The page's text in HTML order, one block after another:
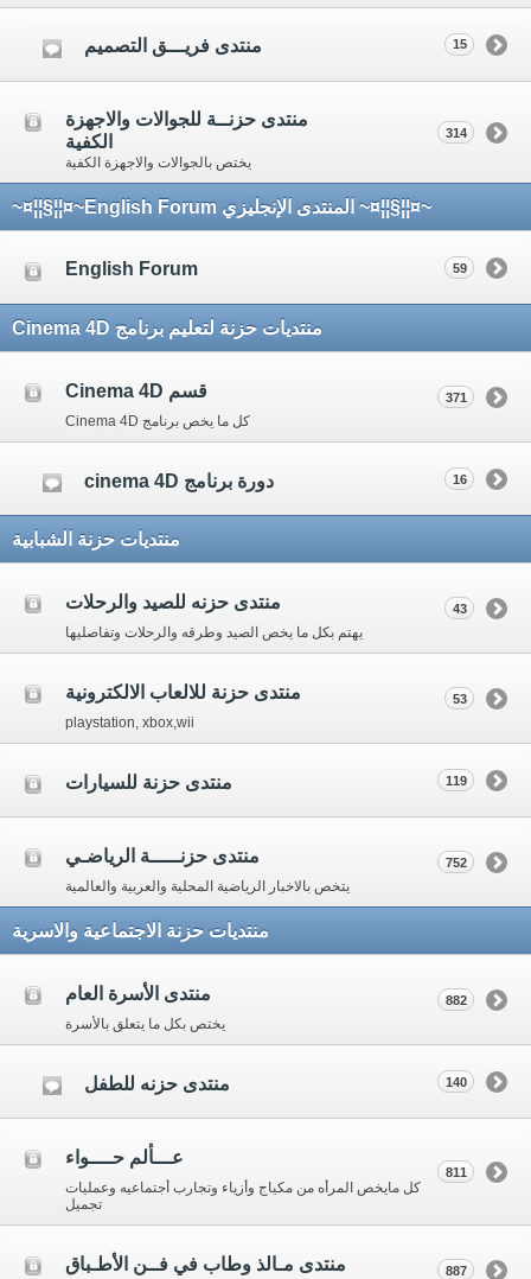
منتدى فريـــق التصميم 15
منتدى حزنــة للجوالات والاجهزة
الكفية
يختص بالجوالات والاجهزة الكفية
314
~¤¦¦§¦¦¤~ المنتدى الإنجليزي English Forum~¤¦¦§¦¦¤~
English Forum 59
منتديات حزنة لتعليم برنامج Cinema 4D
قسم Cinema 4D
كل ما يخص برنامج Cinema 4D
371
دورة برنامج cinema 4D 16
منتديات حزنة الشبابية
منتدى حزنه للصيد والرحلات
يهتم بكل ما يخص الصيد وطرقه والرحلات وتفاصليها
43
منتدى حزنة للالعاب الالكترونية
playstation, xbox,wii
53
منتدى حزنة للسيارات 119
منتدى حزنـــــة الرياضـي
يتخص بالاخبار الرياضية المحلية والعربية والعالمية
752
منتديات حزنة الاجتماعية والاسرية
منتدى الأسرة العام
يختص بكل ما يتعلق بالأسرة
882
منتدى حزنه للطفل 140
عـــألم حــــواء
كل مايخص المرأه من مكياج وأزياء وتجارب أجتماعيه وعمليات
تجميل
811
منتدى مـالذ وطاب في فــن الأطـباق 887